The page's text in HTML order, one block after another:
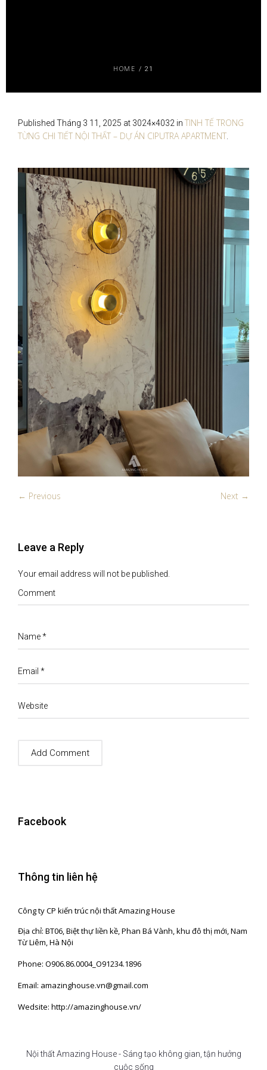
HOME / 21
Published Tháng 3 11, 2025 at 3024×4032 in TINH TẾ TRONG
TỪNG CHI TIẾT NỘI THẤT – DỰ ÁN CIPUTRA APARTMENT.
← Previous Next →
Leave a Reply
Your email address will not be published.
Comment
Name*
Email *
Website
Facebook
Thông tin liên hệ
Công ty CP kiến trúc nội thất Amazing House
Địa chỉ: BT06, Biệt thự liền kề, Phan Bá Vành, khu đô thị mới, Nam
Từ Liêm, Hà Nội
Phone: O906.86.0004_O91234.1896
Email: amazinghouse.vn@gmail.com
Wedsite: http://amazinghouse.vn/
Nội thất Amazing House - Sáng tạo không gian, tận hưởng
cuộc sống